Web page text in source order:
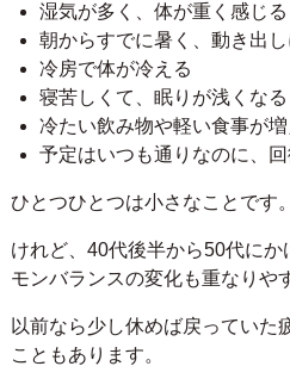
湿気が多く、体が重く感じる
朝からすでに暑く、動き出
冷房で体が冷える
寝苦しくて、眠りが浅くなる
冷たい飲み物や軽い食事が増
予定はいつも通りなのに、
ひとつひとつは小さなことです。
けれど、40代後半から50代に
モンバランスの変化も重なりや
以前なら少し休めば戻っていた
こともあります。